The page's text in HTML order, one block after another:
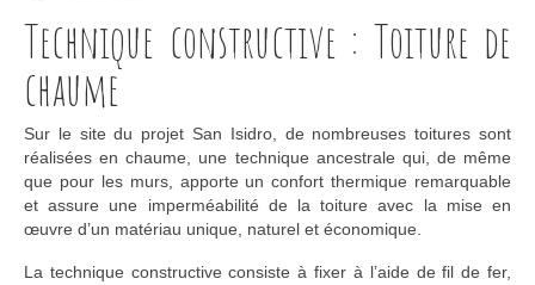
Technique constructive : Toiture de
chaume
Sur le site du projet San Isidro, de nombreuses toitures sont
réalisées en chaume, une technique ancestrale qui, de même
que pour les murs, apporte un confort thermique remarquable
et assure une imperméabilité de la toiture avec la mise en
œuvre d’un matériau unique, naturel et économique.
La technique constructive consiste à fixer à l’aide de fil de fer,